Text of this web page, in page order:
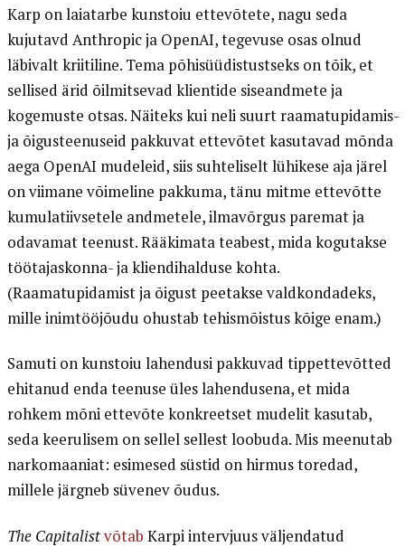
Karp on laiatarbe kunstoiu ettevõtete, nagu seda
kujutavd Anthropic ja OpenAI, tegevuse osas olnud
läbivalt kriitiline. Tema põhisüüdistustseks on tõik, et
sellised ärid õilmitsevad klientide siseandmete ja
kogemuste otsas. Näiteks kui neli suurt raamatupidamis-
ja õigusteenuseid pakkuvat ettevõtet kasutavad mõnda
aega OpenAI mudeleid, siis suhteliselt lühikese aja järel
on viimane võimeline pakkuma, tänu mitme ettevõtte
kumulatiivsetele andmetele, ilmavõrgus paremat ja
odavamat teenust. Rääkimata teabest, mida kogutakse
töötajaskonna- ja kliendihalduse kohta.
(Raamatupidamist ja õigust peetakse valdkondadeks,
mille inimtööjõudu ohustab tehismõistus kõige enam.)
Samuti on kunstoiu lahendusi pakkuvad tippettevõtted
ehitanud enda teenuse üles lahendusena, et mida
rohkem mõni ettevõte konkreetset mudelit kasutab,
seda keerulisem on sellel sellest loobuda. Mis meenutab
narkomaaniat: esimesed süstid on hirmus toredad,
millele järgneb süvenev õudus.
The Capitalist võtab Karpi intervjuus väljendatud